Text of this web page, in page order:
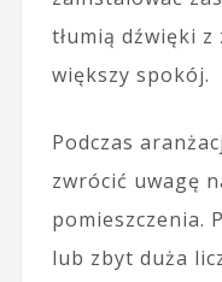
tłumią dźwięki
większy spokój.
Podczas
zwrócić uwagę
pomieszczenia.
lub zbyt duża